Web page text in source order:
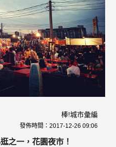
棒!城市彙編
發佈時間： 2017-12-26 09:06
之一，花園夜市！